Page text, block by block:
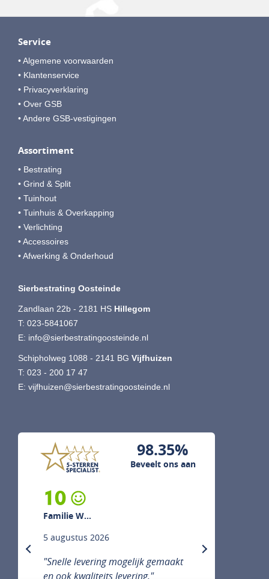
Service
• Algemene voorwaarden
• Klantenservice
• Privacyverklaring
• Over GSB
• Andere GSB-vestigingen
Assortiment
• Bestrating
• Grind & Split
• Tuinhout
• Tuinhuis & Overkapping
• Verlichting
• Accessoires
• Afwerking & Onderhoud
Sierbestrating Oosteinde
Zandlaan 22b - 2181 HS Hillegom
T: 023-5841067
E: info@sierbestratingoosteinde.nl
Schipholweg 1088 - 2141 BG Vijfhuizen
T: 023 - 200 17 47
E: vijfhuizen@sierbestratingoosteinde.nl
98.35%
Beveelt ons aan
10
Familie W...
5 augustus 2026
"Snelle levering mogelijk gemaakt
en ook kwaliteits levering."
previous next